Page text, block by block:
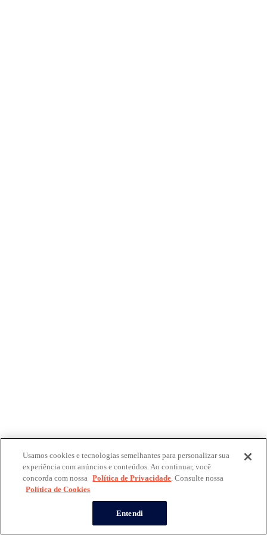
Usamos cookies e tecnologias semelhantes para personalizar sua
experiência com anúncios e conteúdos. Ao continuar, você
concorda com nossa Política de Privacidade. Consulte nossa
Política de Cookies
Entendi